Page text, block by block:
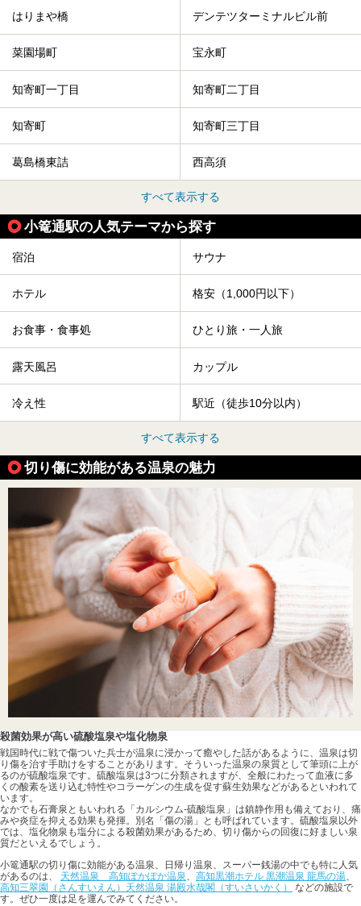
はりまや橋 デンテツターミナルビル前
菜園場町 宝永町
知寄町一丁目 知寄町二丁目
知寄町 知寄町三丁目
葛島橋東詰 西高須
すべて表示する
小篭通駅の人気テーマから探す
宿泊 サウナ
ホテル 格安（1,000円以下）
お食事・食事処 ひとり旅・一人旅
露天風呂 カップル
冷え性 駅近（徒歩10分以内）
すべて表示する
切り傷に効能がある温泉の魅力
殺菌効果が高い硫酸塩泉や塩化物泉
戦国時代に戦で傷ついた兵士が温泉に浸かって癒やした話があるように、温泉は切
り傷を治す手助けをすることがあります。そういった温泉の泉質として筆頭に上が
るのが硫酸塩泉です。硫酸塩泉は3つに分類されますが、全般にわたって血液に多
くの酸素を送り込む特性やコラーゲンの生成を促す蘇生効果などがあるといわれて
います。
なかでも石膏泉ともいわれる「カルシウム-硫酸塩泉」は鎮静作用も備えており、痛
みや炎症を抑える効果も発揮。別名「傷の湯」とも呼ばれています。硫酸塩泉以外
では、塩化物泉も塩分による殺菌効果があるため、切り傷からの回復に好ましい泉
質だといえるでしょう。
小篭通駅の切り傷に効能がある温泉、日帰り温泉、スーパー銭湯の中でも特に人気
があるのは、 天然温泉 高知ぽかぽか温泉、 高知黒潮ホテル 黒潮温泉 龍馬の湯、
高知三翠園（さんすいえん）天然温泉 湯殿水哉閣（すいさいかく）
などの施設で
す。ぜひ一度は足を運んでみてください。